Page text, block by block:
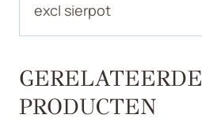
excl sierpot
GERELATEERDE
PRODUCTEN